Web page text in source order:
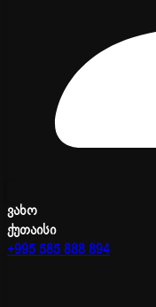
ვახო
ქუთაისი
+995 585 888 894